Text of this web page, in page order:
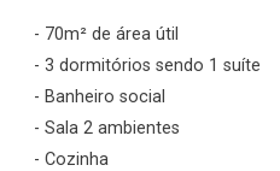
- 70m² de área útil
- 3 dormitórios sendo 1 suíte
- Banheiro social
- Sala 2 ambientes
- Cozinha